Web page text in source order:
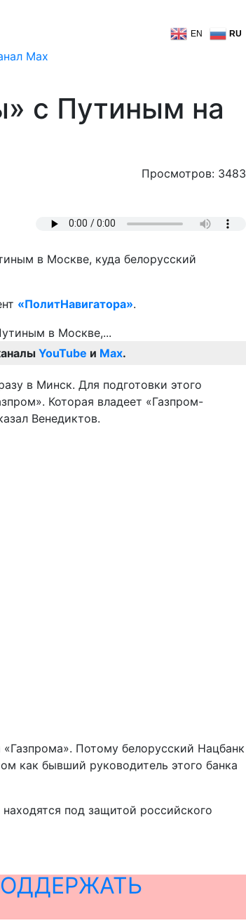
EN RU
с Путиным на
Просмотров: 3483
в Москве, куда белорусский
«ПолитНавигатора».
YouTube и Max.
в Минск. Для подготовки этого
Которая владеет «Газпром-
Венедиктов.
Потому белорусский Нацбанк
как бывший руководитель этого банка
под защитой российского